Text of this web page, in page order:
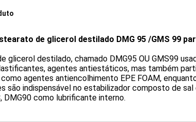
de glicerol destilado DMG 95 /GMS 99
glicerol destilado, chamado DMG95 OU GMS99
agentes antiestáticos, mas também
agentes antiencolhimento EPE FOAM,
são indispensável no estabilizador composto de sal
DMG90 como lubrificante interno.